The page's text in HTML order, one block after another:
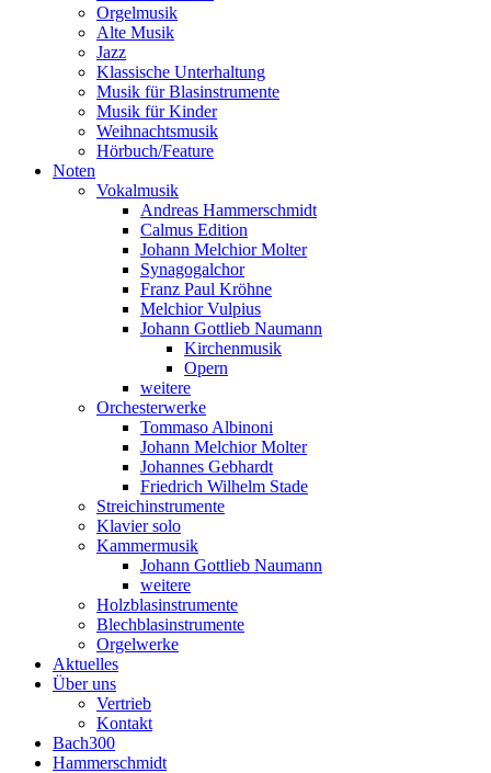
Orgelmusik
Alte Musik
Jazz
Klassische Unterhaltung
Musik für Blasinstrumente
Musik für Kinder
Weihnachtsmusik
Hörbuch/Feature
Noten
Vokalmusik
Andreas Hammerschmidt
Calmus Edition
Johann Melchior Molter
Synagogalchor
Franz Paul Kröhne
Melchior Vulpius
Johann Gottlieb Naumann
Kirchenmusik
Opern
weitere
Orchesterwerke
Tommaso Albinoni
Johann Melchior Molter
Johannes Gebhardt
Friedrich Wilhelm Stade
Streichinstrumente
Klavier solo
Kammermusik
Johann Gottlieb Naumann
weitere
Holzblasinstrumente
Blechblasinstrumente
Orgelwerke
Aktuelles
Über uns
Vertrieb
Kontakt
Bach300
Hammerschmidt